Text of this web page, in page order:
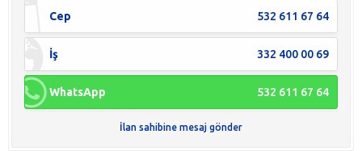
Cep 532 611 67 64
İş 332 400 00 69
WhatsApp 532 611 67 64
İlan sahibine mesaj gönder